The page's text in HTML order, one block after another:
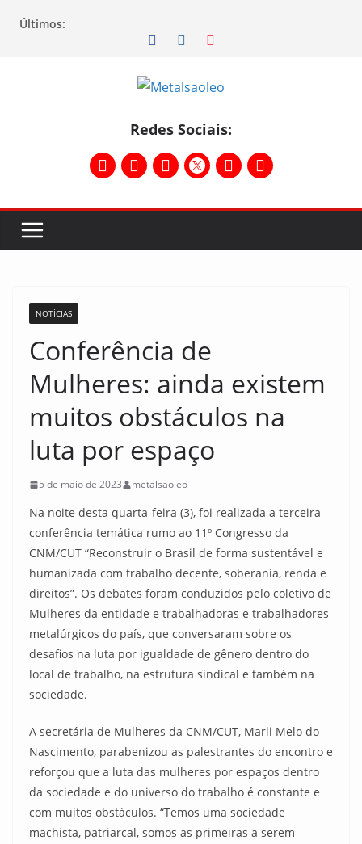
Últimos:
Redes Sociais:
NOTÍCIAS
Conferência de
Mulheres: ainda existem
muitos obstáculos na
luta por espaço
5 de maio de 2023 metalsaoleo
Na noite desta quarta-feira (3), foi realizada a terceira
conferência temática rumo ao 11º Congresso da
CNM/CUT “Reconstruir o Brasil de forma sustentável e
humanizada com trabalho decente, soberania, renda e
direitos”. Os debates foram conduzidos pelo coletivo de
Mulheres da entidade e trabalhadoras e trabalhadores
metalúrgicos do país, que conversaram sobre os
desafios na luta por igualdade de gênero dentro do
local de trabalho, na estrutura sindical e também na
sociedade.
A secretária de Mulheres da CNM/CUT, Marli Melo do
Nascimento, parabenizou as palestrantes do encontro e
reforçou que a luta das mulheres por espaços dentro
da sociedade e do universo do trabalho é constante e
com muitos obstáculos. “Temos uma sociedade
machista, patriarcal, somos as primeiras a serem